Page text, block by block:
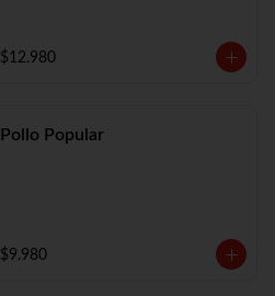
$12.980
Pollo Popular
$9.980